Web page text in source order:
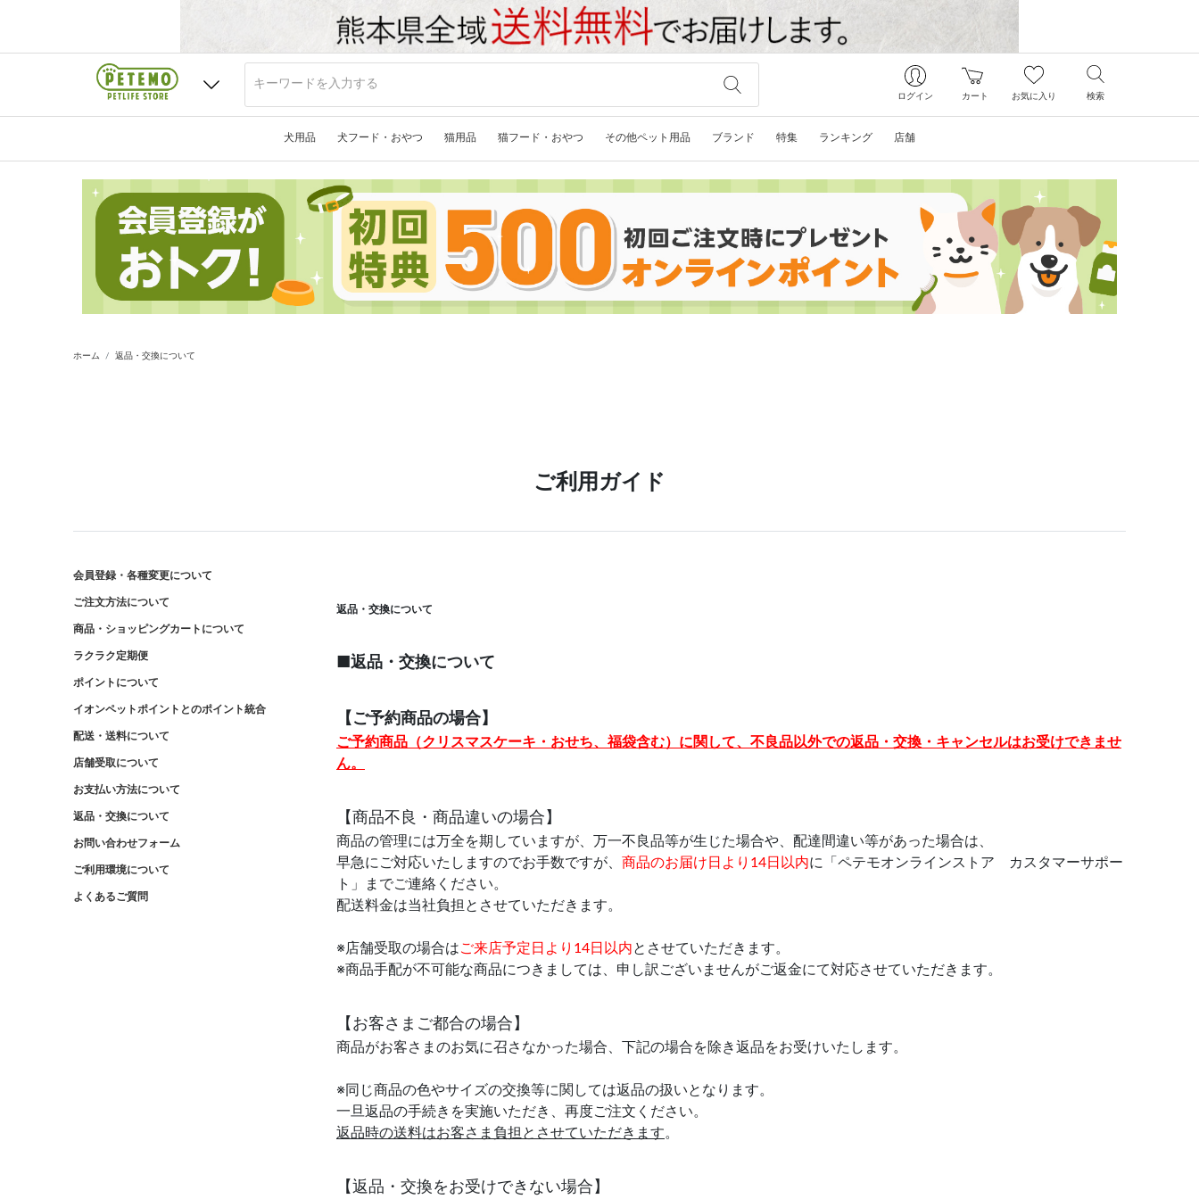
ログイン カート お気に入り 検索
犬用品 犬フード・おやつ 猫用品 猫フード・おやつ その他ペット用品 ブランド 特集 ランキング 店舗
ホーム 返品・交換について
ご利用ガイド
返品・交換について
■返品・交換について
【ご予約商品の場合】
ご予約商品（クリスマスケーキ・おせち、福袋含む）に関して、不良品以外での返品・交換・キャンセルはお受けできませ
ん。
【商品不良・商品違いの場合】
商品の管理には万全を期していますが、万一不良品等が生じた場合や、配達間違い等があった場合は、
早急にご対応いたしますのでお手数ですが、 商品のお届け日より14日以内に「ペテモオンラインストア カスタマーサポー
ト」までご連絡ください。
配送料金は当社負担とさせていただきます。
※店舗受取の場合はご来店予定日より14日以内とさせていただきます。
※商品手配が不可能な商品につきましては、申し訳ございませんがご返金にて対応させていただきます。
【お客さまご都合の場合】
商品がお客さまのお気に召さなかった場合、下記の場合を除き返品をお受けいたします。
※同じ商品の色やサイズの交換等に関しては返品の扱いとなります。
一旦返品の手続きを実施いただき、再度ご注文ください。
返品時の送料はお客さま負担とさせていただきます。
【返品・交換をお受けできない場合】
会員登録・各種変更について
ご注文方法について
商品・ショッピングカートについて
ラクラク定期便
ポイントについて
イオンペットポイントとのポイント統合
配送・送料について
店舗受取について
お支払い方法について
返品・交換について
お問い合わせフォーム
ご利用環境について
よくあるご質問